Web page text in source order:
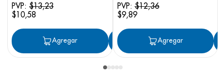
PVP: $13,23
$10,58
Agregar Agregar
PVP:$12,36
$9,89
Agregar